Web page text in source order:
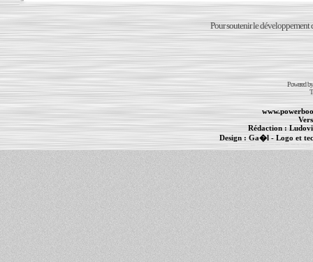
Pour soutenir le développement
Powered
Rédaction :
Design : Ga�l- Logo et